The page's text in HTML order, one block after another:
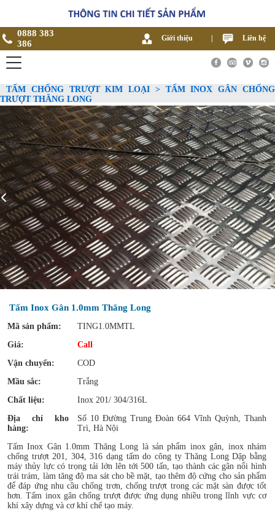
0888 383
386
Giới thiệu Liên hệ
TẤM CHỐNG TRƯỢT KIM LOẠI > TẤM INOX GÂN CHỐNG
TRƯỢT THĂNG LONG
Tấm Inox Gân 1.0mm Thăng Long
Mã sản phẩm:
TING1.0MMTL
Giá:
Call
Vận chuyển:
COD
Mầu sắc:
Trắng
Chất liệu:
Inox 201/ 304/316L
Địa chỉ kho
hàng:
Số 10 Đường Trung Đoàn 664 Vĩnh Quỳnh, Thanh
Trì, Hà Nội
Tấm Inox Gân 1.0mm Thăng Long là sản phẩm inox gân, inox nhám
chống trượt 201, 304, 316 dạng tấm do công ty Thăng Long Dập bằng
máy thủy lực có trọng tải lớn lên tới 500 tấn, tạo thành các gân nổi hình
trái trám, làm tăng độ ma sát cho bề mặt, tạo thêm độ cứng cho sản phẩm
để đáp ứng nhu cầu chống trơn, chống trượt trong các mặt sàn được tốt
hơn. Tấm inox gân chống trượt được ứng dụng nhiều trong lĩnh vực cơ
khí xây dựng và cơ khí chế tạo máy.